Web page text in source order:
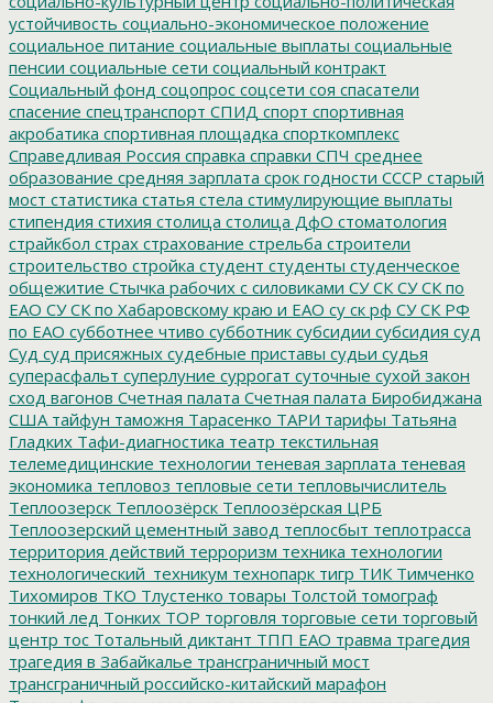
устойчивость социально-экономическое положение
социальное питание социальные выплаты социальные
пенсии социальные сети социальный контракт
Социальный фонд соцопрос соцсети соя спасатели
спасение спецтранспорт СПИД спорт спортивная
акробатика спортивная площадка спорткомплекс
Справедливая Россия справка справки СПЧ среднее
образование средняя зарплата срок годности СССР старый
мост статистика статья стела стимулирующие выплаты
стипендия стихия столица столица ДфО стоматология
страйкбол страх страхование стрельба строители
строительство стройка студент студенты студенческое
общежитие Стычка рабочих с силовиками СУ СК СУ СК по
ЕАО СУ СК по Хабаровскому краю и ЕАО су ск рф СУ СК РФ
по ЕАО субботнее чтиво субботник субсидии субсидия суд
Суд суд присяжных судебные приставы судьи судья
суперасфальт суперлуние суррогат суточные сухой закон
сход вагонов Счетная палата Счетная палата Биробиджана
США тайфун таможня Тарасенко ТАРИ тарифы Татьяна
Гладких Тафи-диагностика театр текстильная
телемедицинские технологии теневая зарплата теневая
экономика тепловоз тепловые сети тепловычислитель
Теплоозерск Теплоозёрск Теплоозёрская ЦРБ
Теплоозерский цементный завод теплосбыт теплотрасса
территория действий терроризм техника технологии
технологический_техникум технопарк тигр ТИК Тимченко
Тихомиров ТКО Тлустенко товары Толстой томограф
тонкий лед Тонких ТОР торговля торговые сети торговый
центр тос Тотальный диктант ТПП ЕАО травма трагедия
трагедия в Забайкалье трансграничный мост
трансграничный российско-китайский марафон